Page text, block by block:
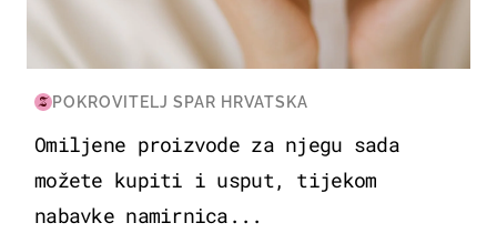
POKROVITELJ SPAR HRVATSKA
Omiljene proizvode za njegu sada
možete kupiti i usput, tijekom
nabavke namirnica...